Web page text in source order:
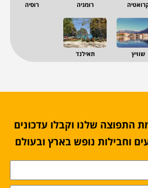
רומניה רוסיה
שוויץ תאילנד
התפוצה שלנו וקבלו עדכונים
וחבילות נופש בארץ ובעולם